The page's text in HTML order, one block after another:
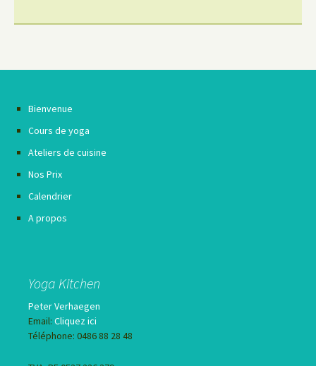
Bienvenue
Cours de yoga
Ateliers de cuisine
Nos Prix
Calendrier
A propos
Yoga Kitchen
Peter Verhaegen
Email: Cliquez ici
Téléphone: 0486 88 28 48